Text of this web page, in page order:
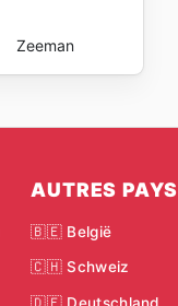
Zeeman
AUTRES PAYS
🇧🇪 België
🇨🇭 Schweiz
🇩🇪 Deutschland